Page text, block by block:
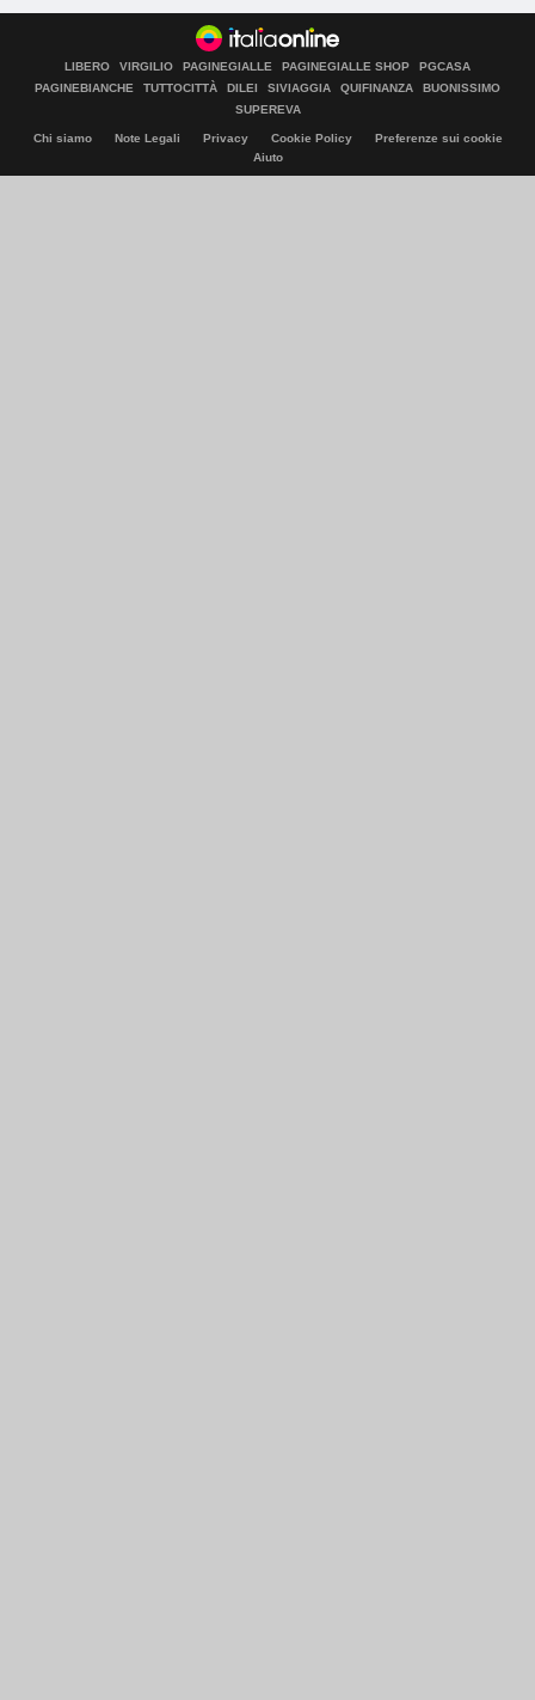
LIBERO VIRGILIO PAGINEGIALLE PAGINEGIALLE SHOP
PGCASA
PAGINEBIANCHE
TUTTOCITTÀ DILEI SIVIAGGIA QUIFINANZA
BUONISSIMO
SUPEREVA
Chi siamo Note Legali Privacy Cookie Policy
Preferenze sui cookie
Aiuto